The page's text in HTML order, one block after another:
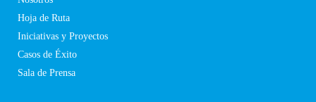
Hoja de Ruta
Iniciativas y Proyectos
Casos de Éxito
Sala de Prensa